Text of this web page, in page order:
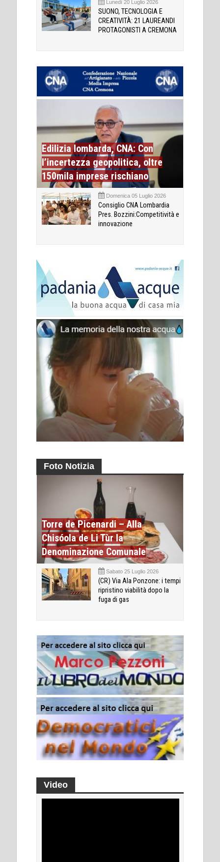
Lunedì 20 Luglio 2026
SUONO, TECNOLOGIA E
CREATIVITÀ: 21 LAUREANDI
PROTAGONISTI A CREMONA
Edilizia lombarda, CNA: Con
l’incertezza geopolitica, oltre
150mila imprese rischiano
Domenica 05 Luglio 2026
Consiglio CNA Lombardia
Pres. Bozzini:Competitività e
innovazione
Foto Notizia
Torre de Picenardi – Alla
Chisóola de Li Tùr la
Denominazione Comunale
Sabato 25 Luglio 2026
(CR) Via Ala Ponzone: i tempi
ripristino viabilità dopo la
fuga di gas
Video